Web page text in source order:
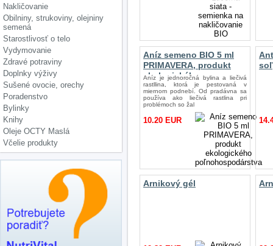
Nakličovanie
Obilniny, strukoviny, olejniny
semená
Starostlivosť o telo
Vydymovanie
Zdravé potraviny
Doplnky výživy
Sušené ovocie, orechy
Poradenstvo
Bylinky
Knihy
Oleje OCTY Maslá
Včelie produkty
Aníz semeno BIO 5 ml
PRIMAVERA, produkt
ekologického
poľnohospodárstva
Aníz je jednoročná bylina a liečivá
rastllina, ktorá je pestovaná v
miernom podnebí. Od pradávna sa
používa ako liečivá rastlina pri
problémoch so žal
10.20 EUR
soľ
Arnikový gél